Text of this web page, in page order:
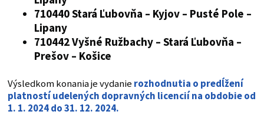
710440 Stará Ľubovňa – Kyjov – Pusté Pole –
Lipany
710442 Vyšné Ružbachy – Stará Ľubovňa –
Prešov – Košice
Výsledkom konania je vydanie rozhodnutia o predĺžení
platností udelených dopravných licencií na obdobie od
1. 1. 2024 do 31. 12. 2024.